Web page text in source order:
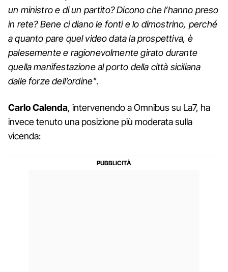
un ministro e di un partito? Dicono che l’hanno preso
in rete? Bene ci diano le fonti e lo dimostrino, perché
a quanto pare quel video data la prospettiva, è
palesemente e ragionevolmente girato durante
quella manifestazione al porto della città siciliana
dalle forze dell’ordine".
Carlo Calenda, intervenendo a Omnibus su La7, ha
invece tenuto una posizione più moderata sulla
vicenda: